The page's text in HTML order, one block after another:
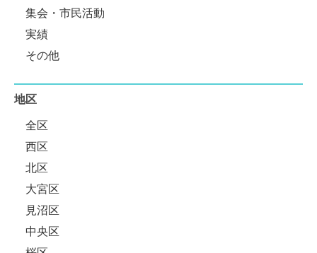
集会・市民活動
実績
その他
地区
全区
西区
北区
大宮区
見沼区
中央区